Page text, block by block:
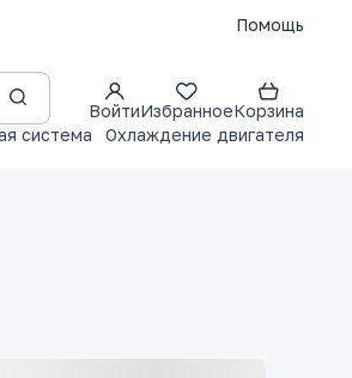
Помощь
ВойтиИзбранноеКорзина
система Охлаждение двигателя